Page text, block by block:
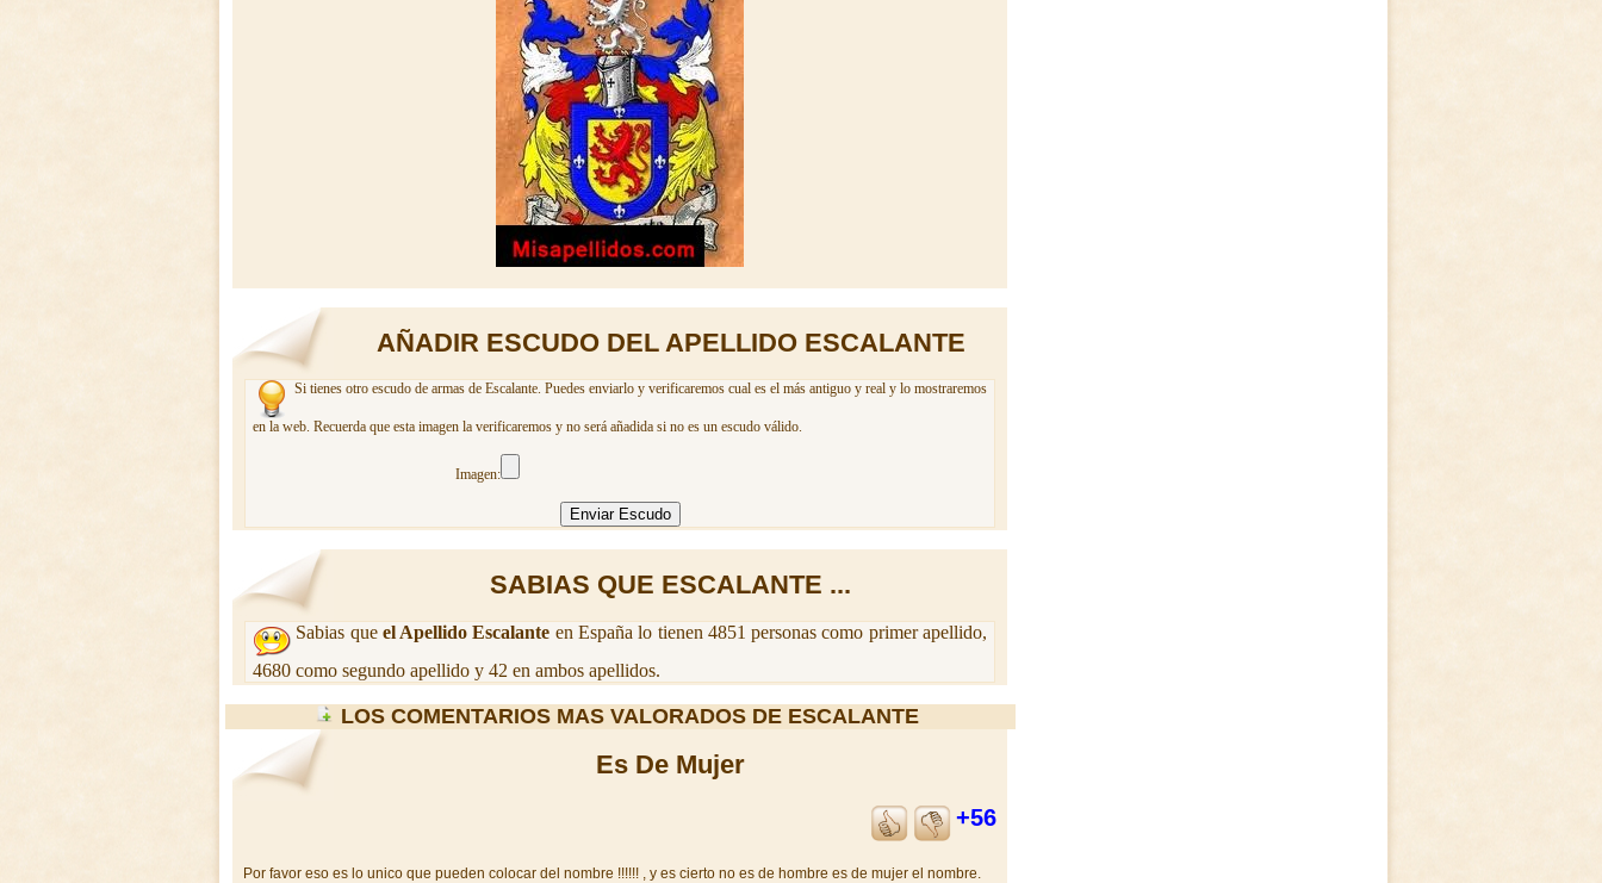
AÑADIR ESCUDO DEL APELLIDO ESCALANTE
Si tienes otro escudo de armas de Escalante. Puedes enviarlo y verificaremos cual es el más antiguo y real y lo mostraremos
en la web. Recuerda que esta imagen la verificaremos y no será añadida si no es un escudo válido.
Imagen:
SABIAS QUE ESCALANTE ...
Sabias que el Apellido Escalante en España lo tienen 4851 personas como primer apellido,
4680 como segundo apellido y 42 en ambos apellidos.
LOS COMENTARIOS MAS VALORADOS DE ESCALANTE
Es De Mujer
+56
Por favor eso es lo unico que pueden colocar del nombre !!!!!! , y es cierto no es de hombre es de mujer el nombre.